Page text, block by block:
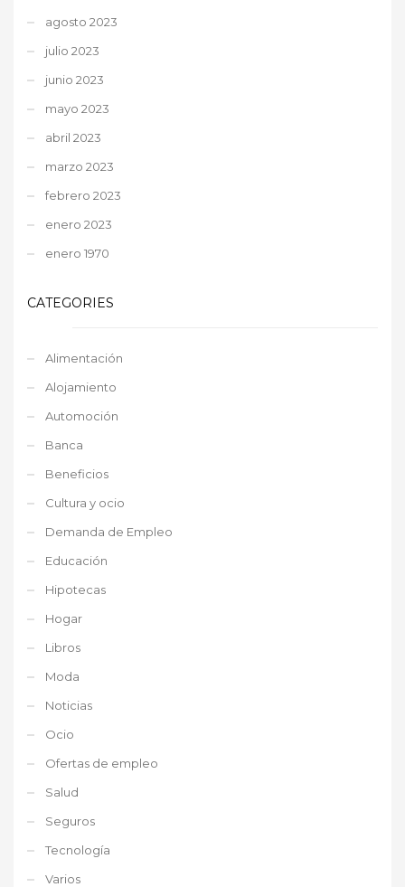
agosto 2023
julio 2023
junio 2023
mayo 2023
abril 2023
marzo 2023
febrero 2023
enero 2023
enero 1970
CATEGORIES
Alimentación
Alojamiento
Automoción
Banca
Beneficios
Cultura y ocio
Demanda de Empleo
Educación
Hipotecas
Hogar
Libros
Moda
Noticias
Ocio
Ofertas de empleo
Salud
Seguros
Tecnología
Varios